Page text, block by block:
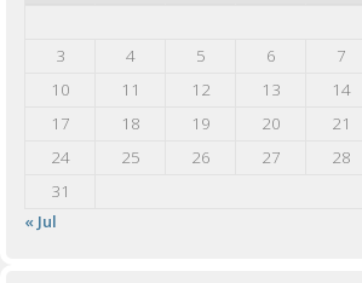
3
4 5 6 7
10
11 12 13 14
17
18 19 20 21
24
25 26 27 28
31
« Jul